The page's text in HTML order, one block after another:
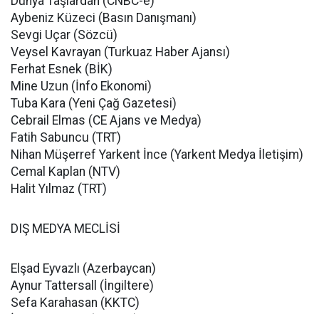
Aybeniz Küzeci (Basın Danışmanı)
Sevgi Uçar (Sözcü)
Veysel Kavrayan (Turkuaz Haber Ajansı)
Ferhat Esnek (BİK)
Mine Uzun (İnfo Ekonomi)
Tuba Kara (Yeni Çağ Gazetesi)
Cebrail Elmas (CE Ajans ve Medya)
Fatih Sabuncu (TRT)
Nihan Müşerref Yarkent İnce (Yarkent Medya İletişim)
Cemal Kaplan (NTV)
Halit Yılmaz (TRT)
DIŞ MEDYA MECLİSİ
Elşad Eyvazlı (Azerbaycan)
Aynur Tattersall (İngiltere)
Sefa Karahasan (KKTC)